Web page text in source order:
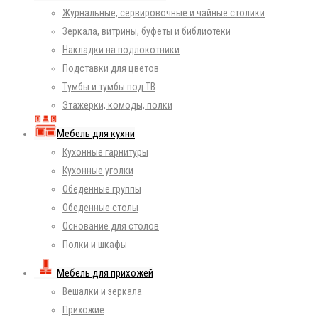
Журнальные, сервировочные и чайные столики
Зеркала, витрины, буфеты и библиотеки
Накладки на подлокотники
Подставки для цветов
Тумбы и тумбы под ТВ
Этажерки, комоды, полки
Мебель для кухни
Кухонные гарнитуры
Кухонные уголки
Обеденные группы
Обеденные столы
Основание для столов
Полки и шкафы
Мебель для прихожей
Вешалки и зеркала
Прихожие